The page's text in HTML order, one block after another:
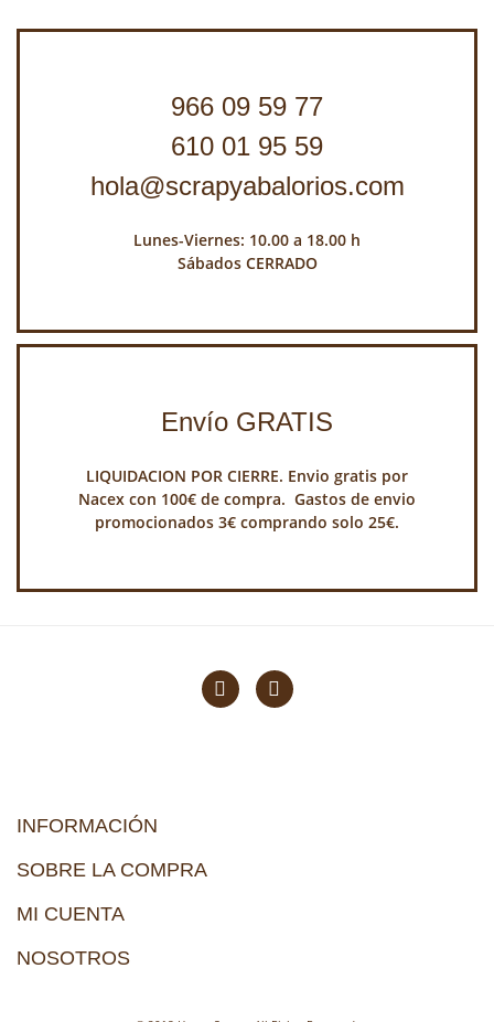
966 09 59 77
610 01 95 59
hola@scrapyabalorios.com
Lunes-Viernes: 10.00 a 18.00 h
Sábados CERRADO
Envío GRATIS
LIQUIDACION POR CIERRE. Envio gratis por
Nacex con 100€ de compra. Gastos de envio
promocionados 3€ comprando solo 25€.
INFORMACIÓN
SOBRE LA COMPRA
MI CUENTA
NOSOTROS